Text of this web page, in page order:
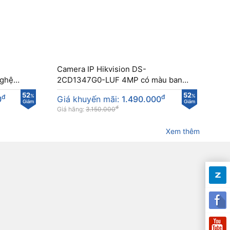
52%
Giảm
đ
Camera IP Hikvision DS-
2CD1347G0-LUF 4MP có màu ban
đêm
52%
Giảm
Giá khuyến mãi: 1.490.000đ
Giá hãng: 3.150.000đ
Xem thêm